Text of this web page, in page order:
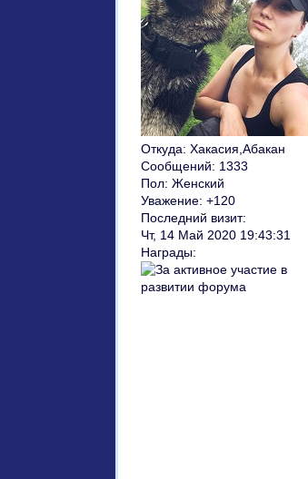
Откуда: Хакасия,Абакан
Сообщений: 1333
Пол: Женский
Уважение: +120
Последний визит:
Чт, 14 Май 2020 19:43:31
Награды: